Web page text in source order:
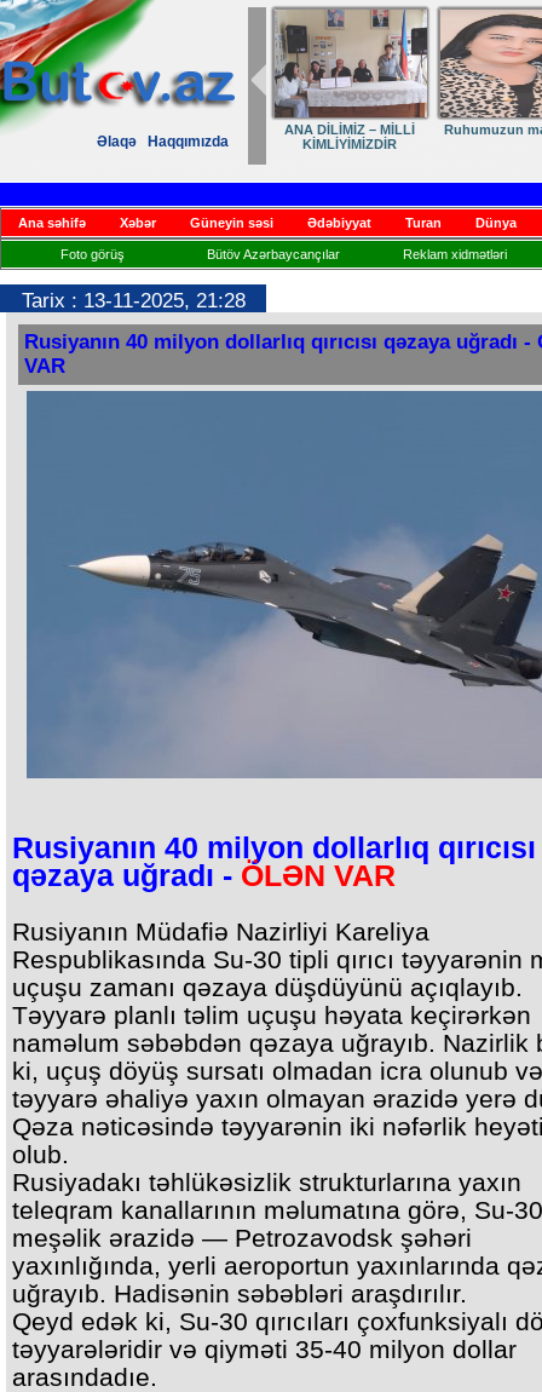
Əlaqə Haqqımızda
manifesti
KİMLİYİMİZ,
Elmanın öz dünyası
Ana səhifə Xəbər Güneyin səsi Ədəbiyyat Turan Dünya
Foto görüş Bütöv Azərbaycançılar Reklam xidmətləri
Tarix : 13-11-2025, 21:28
Rusiyanın 40 milyon dollarlıq qırıcısı qəzaya uğradı -
VAR
Rusiyanın 40 milyon dollarlıq qırıcısı
qəzaya uğradı - ÖLƏN VAR
Rusiyanın Müdafiə Nazirliyi Kareliya
Respublikasında Su-30 tipli qırıcı təyyarənin
uçuşu zamanı qəzaya düşdüyünü açıqlayıb.
Təyyarə planlı təlim uçuşu həyata keçirərkən
naməlum səbəbdən qəzaya uğrayıb. Nazirlik
ki, uçuş döyüş sursatı olmadan icra olunub və
təyyarə əhaliyə yaxın olmayan ərazidə yerə
Qəza nəticəsində təyyarənin iki nəfərlik
olub.
Rusiyadakı təhlükəsizlik strukturlarına yaxın
teleqram kanallarının məlumatına görə, Su-30
meşəlik ərazidə — Petrozavodsk şəhəri
yaxınlığında, yerli aeroportun yaxınlarında
uğrayıb. Hadisənin səbəbləri araşdırılır.
Qeyd edək ki, Su-30 qırıcıları çoxfunksiyalı
təyyarələridir və qiyməti 35-40 milyon dollar
arasındadıe.